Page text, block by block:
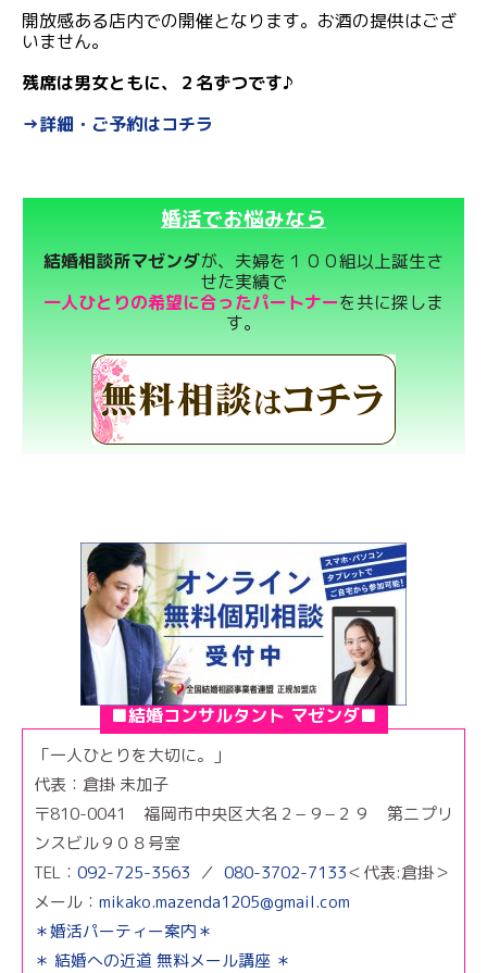
開放感ある店内での開催となります。お酒の提供はござ
いません。
残席は男女ともに、２名ずつです♪
→詳細・ご予約はコチラ
婚活でお悩みなら
結婚相談所マゼンダが、夫婦を１００組以上誕生さ
せた実績で
一人ひとりの希望に合ったパートナーを共に探しま
す。
■結婚コンサルタント マゼンダ■
「一人ひとりを大切に。」
代表：倉掛 未加子
〒810-0041 福岡市中央区大名２−９−２９ 第二プリ
ンスビル９０８号室
TEL： 092-725-3563 ／ 080-3702-7133＜代表:倉掛＞
メール： mikako.mazenda1205@gmail.com
＊婚活パーティー案内＊
＊ 結婚への近道 無料メール講座 ＊